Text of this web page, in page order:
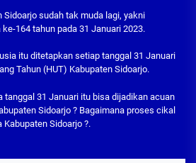
Sidoarjo sudah tak muda lagi, yakni
164 tahun pada 31 Januari 2023.
itu ditetapkan setiap tanggal 31 Januari
Tahun (HUT) Kabupaten Sidoarjo.
tanggal 31 Januari itu bisa dijadikan acuan
Sidoarjo ? Bagaimana proses cikal
Kabupaten Sidoarjo ?.